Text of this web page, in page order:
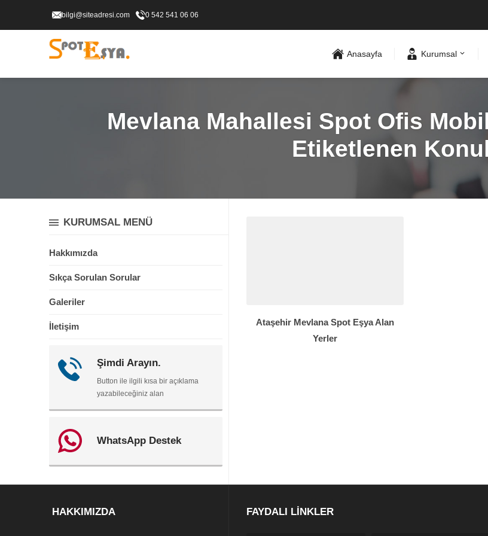
bilgi@siteadresi.com 0 542 541 06 06
Anasayfa Kurumsal
Mevlana Mahallesi Spot Ofis
Etiketlenen
Ataşehir Mevlana Spot Eşya Alan
Yerler
KURUMSAL MENÜ
Hakkımızda
Sıkça Sorulan Sorular
Galeriler
İletişim
Şimdi Arayın.
Button ile ilgili kısa bir açıklama
yazabileceğiniz alan
WhatsApp Destek
HAKKIMIZDA FAYDALI LİNKLER